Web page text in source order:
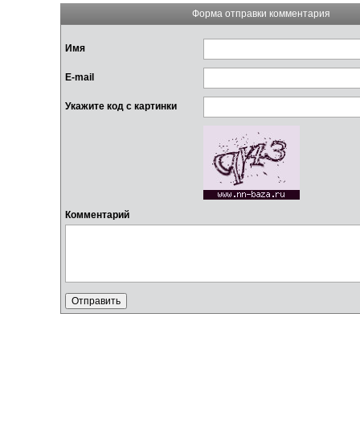
Форма отправки комментария
Имя
E-mail
Укажите код с картинки
Комментарий